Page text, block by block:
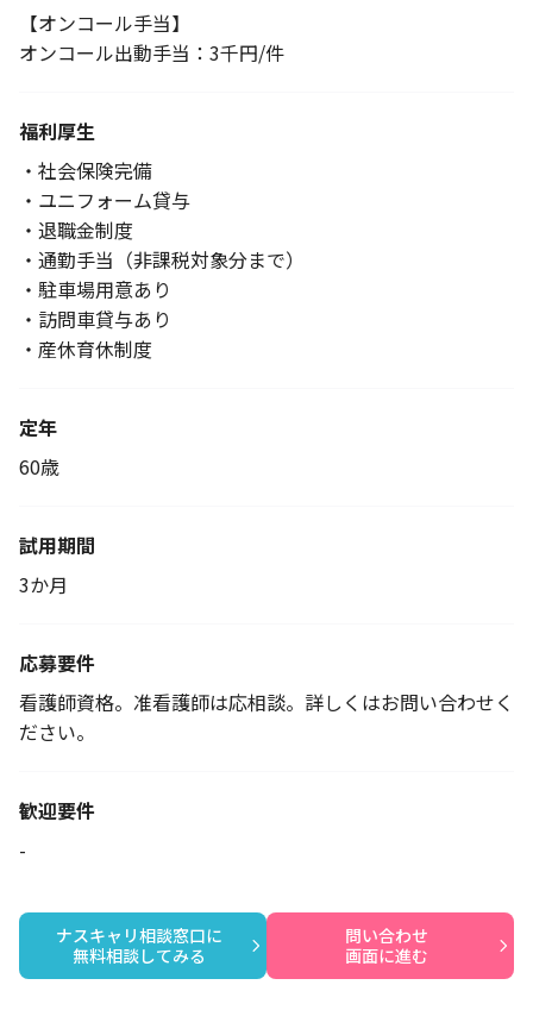
【オンコール手当】
オンコール出動手当：3千円/件
福利厚生
・社会保険完備
・ユニフォーム貸与
・退職金制度
・通勤手当（非課税対象分まで）
・駐車場用意あり
・訪問車貸与あり
・産休育休制度
定年
60歳
試用期間
3か月
応募要件
看護師資格。准看護師は応相談。詳しくはお問い合わせく
ださい。
歓迎要件
-
ナスキャリ相談窓口に
無料相談してみる
問い合わせ
画面に進む